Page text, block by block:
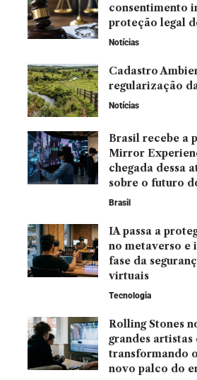
consentimento
proteção legal
Notícias
Cadastro
regularização
Notícias
Brasil recebe a
Mirror
chegada dessa
sobre o futuro
Brasil
IA passa a
no metaverso e
fase da
virtuais
Tecnologia
Rolling Stones
grandes artistas
transformando
novo palco do